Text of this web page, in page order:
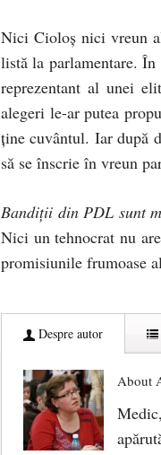
Nici Cioloș nici vreun
listă la parlamentare.
reprezentant al unei
alegeri le-ar putea
ține cuvântul. Iar după
să se înscrie în vreun
Bandiții din PDL sunt
Nici un tehnocrat nu
promisiunile frumoase
Despre autor
About